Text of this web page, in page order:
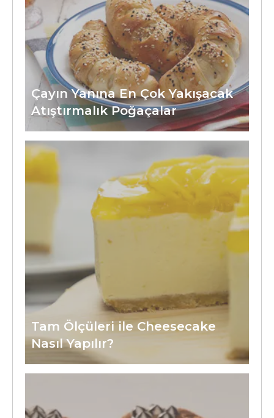
Çayın Yanına En Çok Yakışacak
Atıştırmalık Poğaçalar
Tam Ölçüleri ile Cheesecake
Nasıl Yapılır?